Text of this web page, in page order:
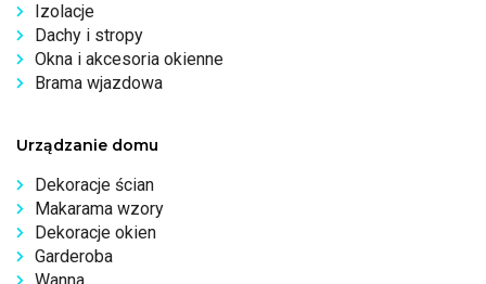
Izolacje
Dachy i stropy
Okna i akcesoria okienne
Brama wjazdowa
Urządzanie domu
Dekoracje ścian
Makarama wzory
Dekoracje okien
Garderoba